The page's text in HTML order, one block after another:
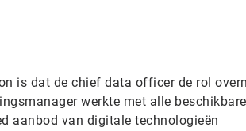
is dat de chief data officer de rol
werkte met alle beschikbare
aanbod van digitale technologieën